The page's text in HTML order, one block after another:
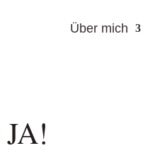
Über mich